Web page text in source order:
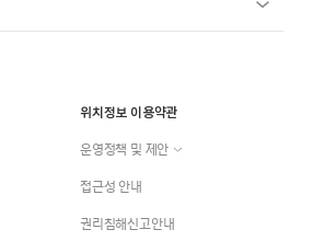
위치정보 이용약관
운영정책 및 제안
접근성 안내
권리침해신고안내